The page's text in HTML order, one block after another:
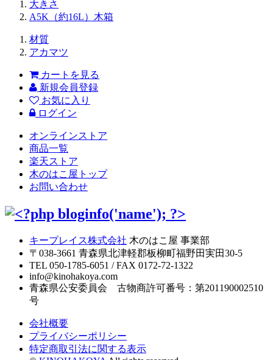
大きさ
A5K（約16L）木箱
材質
アカマツ
カートを見る
新規会員登録
お気に入り
ログイン
オンラインストア
商品一覧
楽天ストア
木のはこ屋トップ
お問い合わせ
キープレイス株式会社 木のはこ屋 事業部
〒038-3661 青森県北津軽郡板柳町福野田実田30-5
TEL 050-1785-6051 / FAX 0172-72-1322
info@kinohakoya.com
青森県公安委員会 古物商許可番号：第201190002510
号
会社概要
プライバシーポリシー
特定商取引法に関する表示